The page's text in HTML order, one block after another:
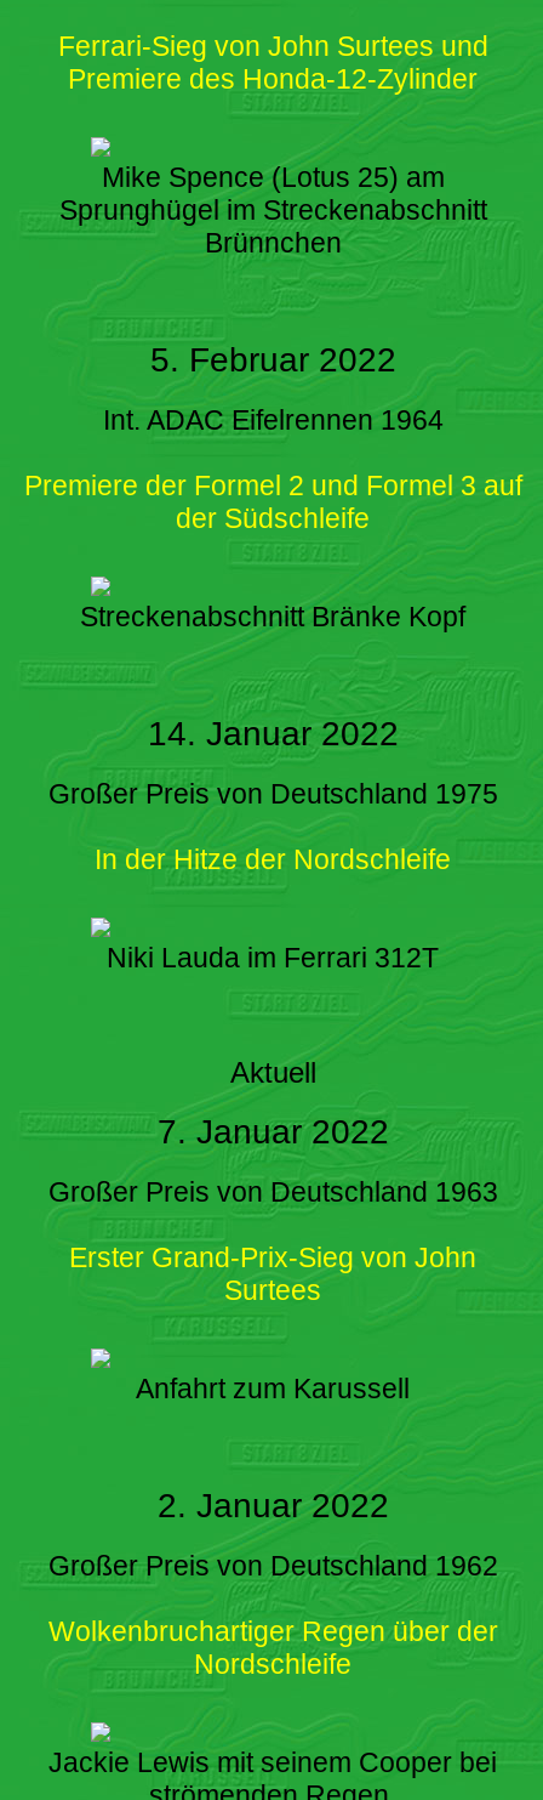
Ferrari-Sieg von John Surtees und
Premiere des Honda-12-Zylinder
Mike Spence (Lotus 25) am
Sprunghügel im Streckenabschnitt
Brünnchen
5. Februar 2022
Int. ADAC Eifelrennen 1964
Premiere der Formel 2 und Formel 3 auf
der Südschleife
Streckenabschnitt Bränke Kopf
14. Januar 2022
Großer Preis von Deutschland 1975
In der Hitze der Nordschleife
Niki Lauda im Ferrari 312T
Aktuell
7. Januar 2022
Großer Preis von Deutschland 1963
Erster Grand-Prix-Sieg von John
Surtees
Anfahrt zum Karussell
2. Januar 2022
Großer Preis von Deutschland 1962
Wolkenbruchartiger Regen über der
Nordschleife
Jackie Lewis mit seinem Cooper bei